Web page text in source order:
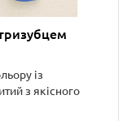
із
з якісного